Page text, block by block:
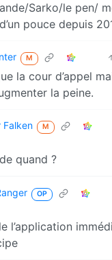
Sarko/le pen/
pouce depuis
M
la cour d’appel
la peine.
Falken M
quand ?
OP
l’application